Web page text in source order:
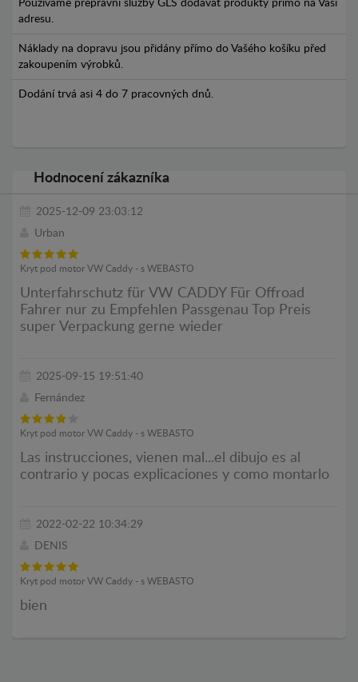
Používáme přepravní služby GLS dodávat produkty přímo na Vaši
adresu.
Náklady na dopravu jsou přidány přímo do Vašého košíku před
zakoupením výrobků.
Dodání trvá asi 4 do 7 pracovných dnů.
Hodnocení zákazníka
2025-12-09 23:03:12
Urban
Kryt pod motor VW Caddy - s WEBASTO
Unterfahrschutz für VW CADDY Für Offroad
Fahrer nur zu Empfehlen Passgenau Top Preis
super Verpackung gerne wieder
2025-09-15 19:51:40
Fernández
Kryt pod motor VW Caddy - s WEBASTO
Las instrucciones, vienen mal...el dibujo es al
contrario y pocas explicaciones y como montarlo
2022-02-22 10:34:29
DENIS
Kryt pod motor VW Caddy - s WEBASTO
bien